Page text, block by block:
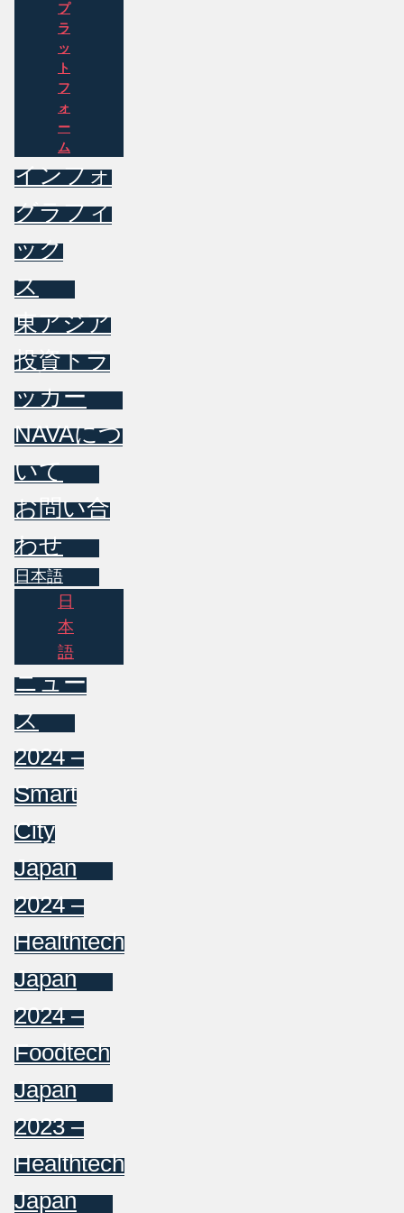
プ
ラ
ッ
ト
フ
ォ
ー
ム
インフォ
グラフィ
ック
ス
東アジア
投資トラ
ッカー
NAVAにつ
いて
お問い合
わせ
日本語
日
本
語
ニュー
ス
2024 –
Smart
City
Japan
2024 –
Healthtech
Japan
2024 –
Foodtech
Japan
2023 –
Healthtech
Japan